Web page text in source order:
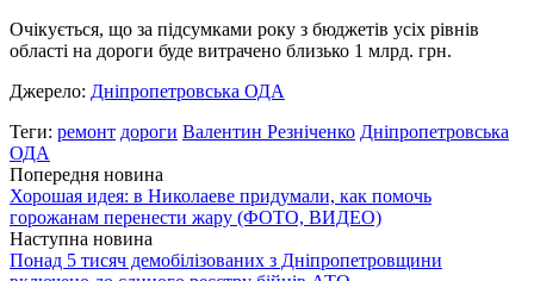
Очікується, що за підсумками року з бюджетів усіх рівнів
області на дороги буде витрачено близько 1 млрд. грн.
Джерело: Дніпропетровська ОДА
Теги: ремонт дороги Валентин Резніченко Дніпропетровська
ОДА
Попередня новина
Хорошая идея: в Николаеве придумали, как помочь
горожанам перенести жару (ФОТО, ВИДЕО)
Наступна новина
Понад 5 тисяч демобілізованих з Дніпропетровщини